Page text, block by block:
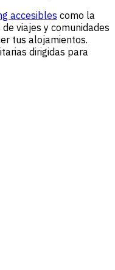
accesibles como la
viajes y comunidades
tus alojamientos.
dirigidas para